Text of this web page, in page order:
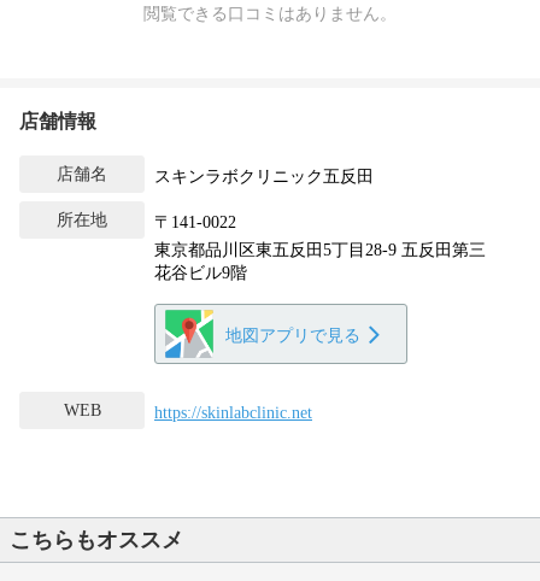
閲覧できる口コミはありません。
店舗情報
店舗名 スキンラボクリニック五反田
所在地
〒141-0022
東京都品川区東五反田5丁目28-9 五反田第三
花谷ビル9階
地図アプリで見る
WEB https://skinlabclinic.net
こちらもオススメ